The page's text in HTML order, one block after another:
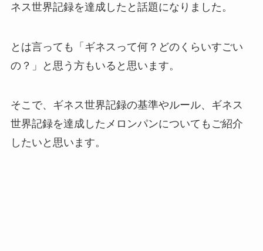
ネス世界記録を達成したと話題になりました。
とは言っても「ギネスって何？どのくらいすごい
の？」と思う方もいると思います。
そこで、ギネス世界記録の基準やルール、ギネス
世界記録を達成したメロンパンについてもご紹介
したいと思います。